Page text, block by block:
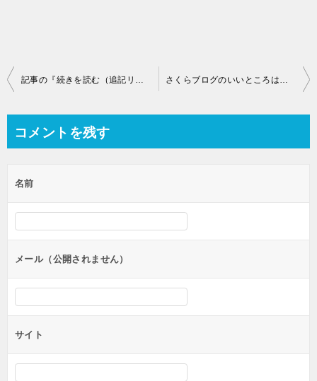
投
ビ
ー
シ
ン
記事の『続きを読む（追記リンク）』の設定の仕方（方法）！ さくらブログのいいところは？ブログ数が…
コメントを残す
名前
メール（公開されません）
サイト